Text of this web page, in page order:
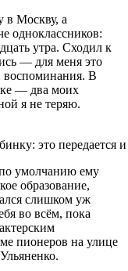
в Москву, а
одноклассников:
утра. Сходил к
— для меня это
воспоминания. В
— два моих
я не теряю.
это передается
умолчанию ему
образование,
слишком уж
во всём, пока
пионеров на улице